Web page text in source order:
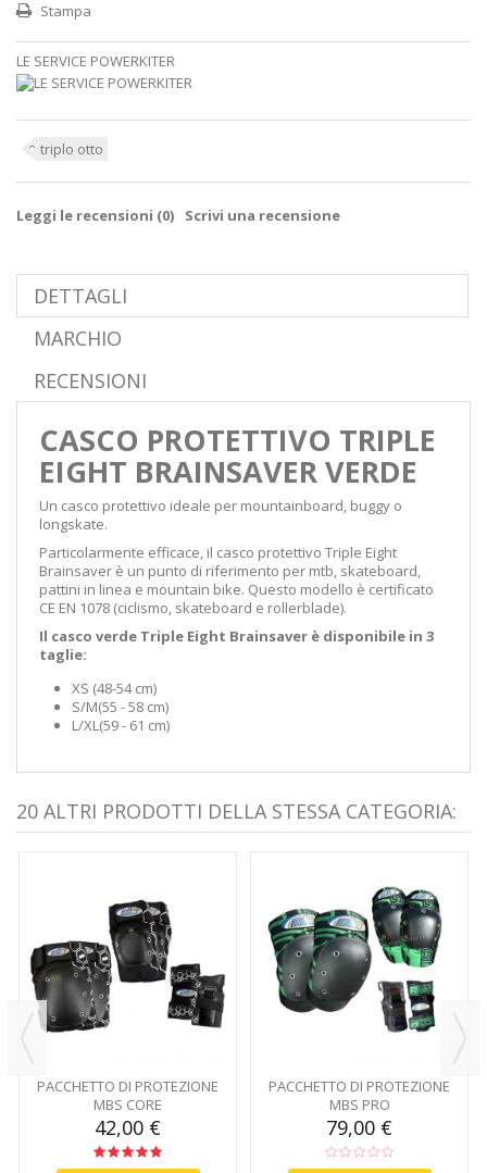
Stampa
LE SERVICE POWERKITER
triplo otto
Leggi le recensioni (0) Scrivi una recensione
DETTAGLI
MARCHIO
RECENSIONI
CASCO PROTETTIVO TRIPLE
EIGHT BRAINSAVER VERDE
Un casco protettivo ideale per mountainboard, buggy o
longskate.
Particolarmente efficace, il casco protettivo Triple Eight
Brainsaver è un punto di riferimento per mtb, skateboard,
pattini in linea e mountain bike. Questo modello è certificato
CE EN 1078 (ciclismo, skateboard e rollerblade).
Il casco verde Triple Eight Brainsaver è disponibile in 3
taglie:
XS (48-54 cm)
S/M(55 - 58 cm)
L/XL(59 - 61 cm)
20 ALTRI PRODOTTI DELLA STESSA CATEGORIA:
PACCHETTO DI PROTEZIONE
MBS CORE
42,00 €
PACCHETTO DI PROTEZIONE
MBS PRO
79,00 €